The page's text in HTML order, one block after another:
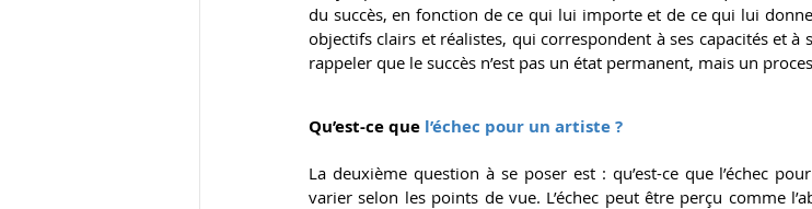
du succès, en fonction de ce qui lui importe et de ce qui lui
objectifs clairs et réalistes, qui correspondent à ses capacités et à
rappeler que le succès n’est pas un état permanent, mais un
Qu’est-ce que l’échec pour un artiste ?
La deuxième question à se poser est : qu’est-ce que l’échec
varier selon les points de vue. L’échec peut être perçu comme